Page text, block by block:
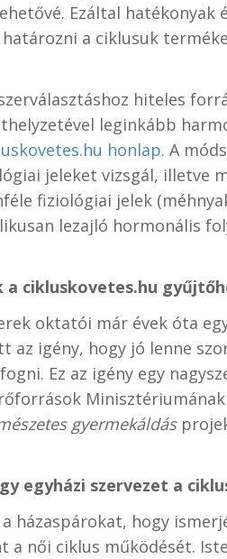
Ezáltal hatékonyak
a ciklusuk
hiteles
leginkább
honlap. A
jeleket vizsgál, illetve
fiziológiai jelek
lezajló hormonális
a cikluskovetes.hu
oktatói már évek óta
az igény, hogy jó lenne
Ez az igény egy
gyermekáldás
egyházi szervezet a
a házaspárokat, hogy
a női ciklus működését.